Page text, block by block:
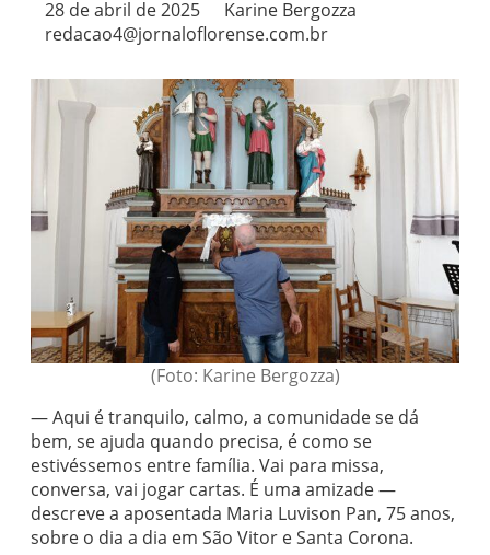
28 de abril de 2025
Karine Bergozza
redacao4@jornaloflorense.com.br
(Foto: Karine Bergozza)
— Aqui é tranquilo, calmo, a comunidade se dá
bem, se ajuda quando precisa, é como se
estivéssemos entre família. Vai para missa,
conversa, vai jogar cartas. É uma amizade —
descreve a aposentada Maria Luvison Pan, 75 anos,
sobre o dia a dia em São Vitor e Santa Corona.